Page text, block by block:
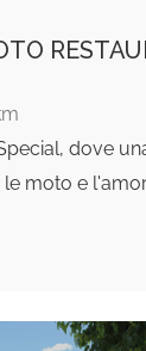
dove
moto e